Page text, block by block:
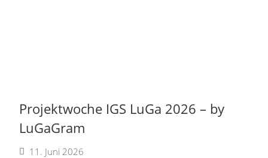
Projektwoche IGS LuGa 2026 – by
LuGaGram
11. Juni 2026